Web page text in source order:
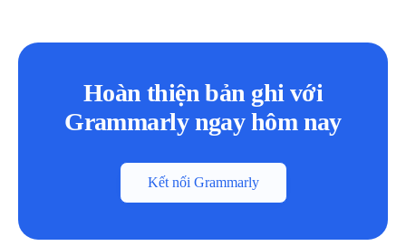
Hoàn thiện bản ghi với
Grammarly ngay hôm nay
Kết nối Grammarly